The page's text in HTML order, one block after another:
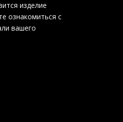
изделие
ознакомиться с
вашего